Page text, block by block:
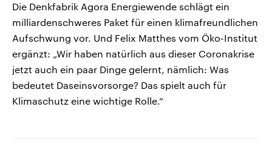
Die Denkfabrik Agora Energiewende schlägt ein
milliardenschweres Paket für einen klimafreundlichen
Aufschwung vor. Und Felix Matthes vom Öko-Institut
ergänzt: „Wir haben natürlich aus dieser Coronakrise
jetzt auch ein paar Dinge gelernt, nämlich: Was
bedeutet Daseinsvorsorge? Das spielt auch für
Klimaschutz eine wichtige Rolle.“